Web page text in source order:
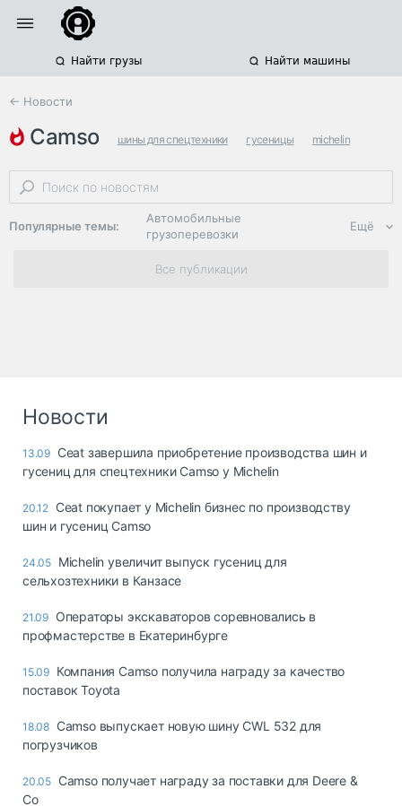
Найти грузы Найти машины
← Новости
camso шины для спецтехники гусеницы michelin
Популярные темы:
Автомобильные
грузоперевозки
Региональная
логистика
опасные грузы
страхование
Склады и
грузовые
Коммерческий
транспорт
Спецтехника
запчасти, шины
Ещё
Все публикации
Новости
13.09 Ceat завершила приобретение производства шин и
гусениц для спецтехники Camso у Michelin
20.12 Ceat покупает у Michelin бизнес по производству
шин и гусениц Camso
24.05 Michelin увеличит выпуск гусениц для
сельхозтехники в Канзасе
21.09 Операторы экскаваторов соревновались в
профмастерстве в Екатеринбурге
15.09 Компания Camso получила награду за качество
поставок Toyota
18.08 Camso выпускает новую шину CWL 532 для
погрузчиков
20.05 Camso получает награду за поставки для Deere &
Co